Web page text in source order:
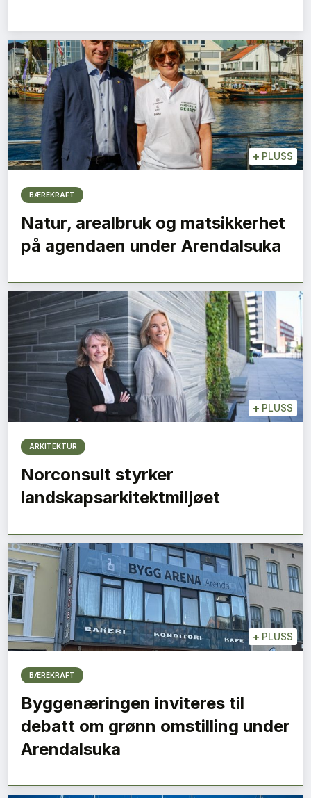
+ PLUSS
BÆREKRAFT
Natur, arealbruk og matsikkerhet
på agendaen under Arendalsuka
+ PLUSS
ARKITEKTUR
Norconsult styrker
landskapsarkitektmiljøet
+ PLUSS
BÆREKRAFT
Byggenæringen inviteres til
debatt om grønn omstilling under
Arendalsuka